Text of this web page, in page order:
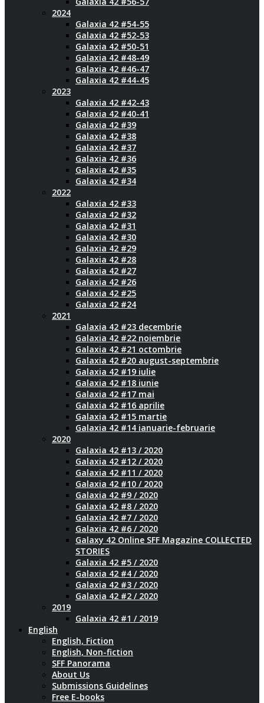
2024
Galaxia 42 #54-55
Galaxia 42 #52-53
Galaxia 42 #50-51
Galaxia 42 #48-49
Galaxia 42 #46-47
Galaxia 42 #44-45
2023
Galaxia 42 #42-43
Galaxia 42 #40-41
Galaxia 42 #39
Galaxia 42 #38
Galaxia 42 #37
Galaxia 42 #36
Galaxia 42 #35
Galaxia 42 #34
2022
Galaxia 42 #33
Galaxia 42 #32
Galaxia 42 #31
Galaxia 42 #30
Galaxia 42 #29
Galaxia 42 #28
Galaxia 42 #27
Galaxia 42 #26
Galaxia 42 #25
Galaxia 42 #24
2021
Galaxia 42 #23 decembrie
Galaxia 42 #22 noiembrie
Galaxia 42 #21 octombrie
Galaxia 42 #20 august-septembrie
Galaxia 42 #19 iulie
Galaxia 42 #18 iunie
Galaxia 42 #17 mai
Galaxia 42 #16 aprilie
Galaxia 42 #15 martie
Galaxia 42 #14 ianuarie-februarie
2020
Galaxia 42 #13 / 2020
Galaxia 42 #12 / 2020
Galaxia 42 #11 / 2020
Galaxia 42 #10 / 2020
Galaxia 42 #9 / 2020
Galaxia 42 #8 / 2020
Galaxia 42 #7 / 2020
Galaxia 42 #6 / 2020
Galaxy 42 Online SFF Magazine COLLECTED
STORIES
Galaxia 42 #5 / 2020
Galaxia 42 #4 / 2020
Galaxia 42 #3 / 2020
Galaxia 42 #2 / 2020
2019
Galaxia 42 #1 / 2019
English
English, Fiction
English, Non-fiction
SFF Panorama
About Us
Submissions Guidelines
Free E-books